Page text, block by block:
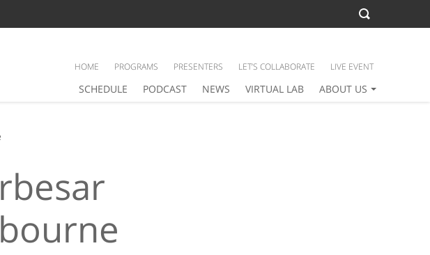
SCHEDULE PODCAST NEWS VIRTUAL LAB ABOUT US
HOME PROGRAMS PRESENTERS LET’S COLLABORATE LIVE EVENT